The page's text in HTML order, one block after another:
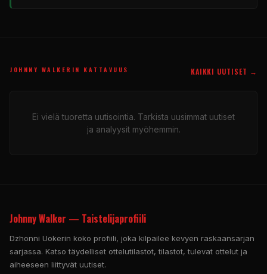
JOHNNY WALKERIN KATTAVUUS KAIKKI UUTISET →
Ei vielä tuoretta uutisointia. Tarkista uusimmat uutiset
ja analyysit myöhemmin.
Johnny Walker — Taistelijaprofiili
Dzhonni Uokerin koko profiili, joka kilpailee kevyen raskaansarjan
sarjassa. Katso täydelliset ottelutilastot, tilastot, tulevat ottelut ja
aiheeseen liittyvät uutiset.